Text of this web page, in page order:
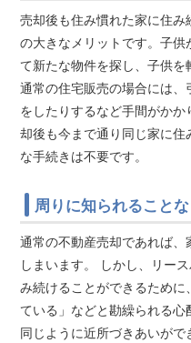
売却後も住み慣れた家に住
の大きなメリットです。子
て新たな物件を探し、子供を
通常の住宅販売の場合には
をしたりするなど手間がか
却後も今まで通り同じ家に
な手続きは不要です。
周りに知られること
通常の不動産売却であれば
しまいます。 しかし、リー
み続けることができるため
ている」などと勘繰られる
同じように近所づきあいが